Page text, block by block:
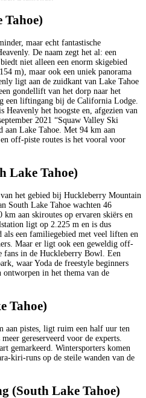
Tahoe)
maar echt fantastische
De naam zegt het al: een
niet alleen een enorm skigebied
m), maar ook een uniek panorama
ligt aan de zuidkant van Lake Tahoe
gondellift van het dorp naar het
een liftingang bij de California Lodge.
Heavenly het hoogste en, afgezien van
2021 “Squaw Valley Ski
aan Lake Tahoe. Met 94 km aan
off-piste routes is het vooral voor
Lake Tahoe)
het gebied bij Huckleberry Mountain
South Lake Tahoe wachten 46
km aan skiroutes op ervaren skiërs en
ligt op 2.225 m en is dus
als een familiegebied met veel liften en
Maar er ligt ook een geweldig off-
fans in de Huckleberry Bowl. Een
waar Yoda de freestyle beginners
in het thema van de
Tahoe)
aan pistes, ligt ruim een half uur ten
gereserveerd voor de experts.
gemarkeerd. Wintersporters komen
kiri-runs op de steile wanden van de
(South Lake Tahoe)